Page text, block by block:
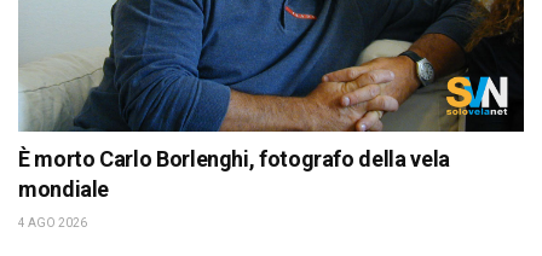
È morto Carlo Borlenghi, fotografo della vela
mondiale
4 AGO 2026